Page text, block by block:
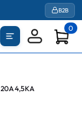
B2B
0
20A 4,5KA